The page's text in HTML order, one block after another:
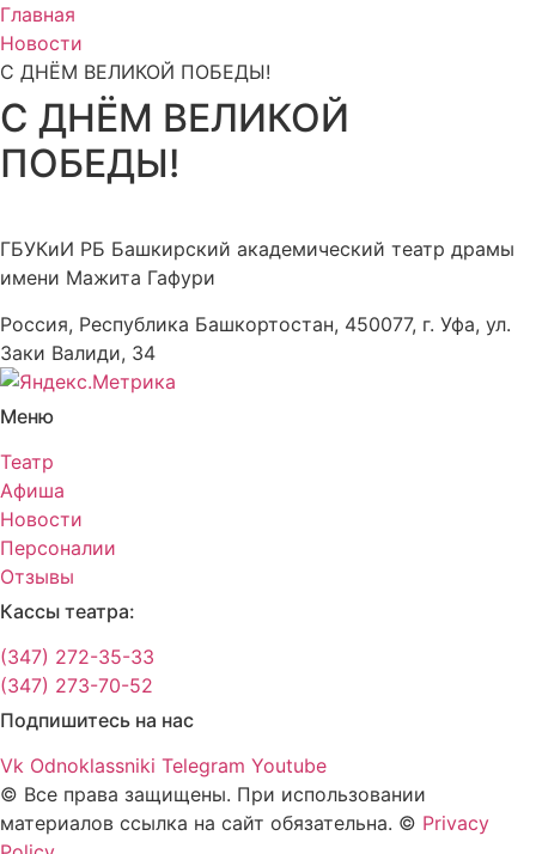
Главная
Новости
С ДНЁМ ВЕЛИКОЙ ПОБЕДЫ!
С ДНЁМ ВЕЛИКОЙ
ПОБЕДЫ!
ГБУКиИ РБ Башкирский академический театр драмы
имени Мажита Гафури
Россия, Республика Башкортостан, 450077, г. Уфа, ул.
Заки Валиди, 34
Меню
Театр
Афиша
Новости
Персоналии
Отзывы
Кассы театра:
(347) 272-35-33
(347) 273-70-52
Подпишитесь на нас
Vk Odnoklassniki Telegram Youtube
© Все права защищены. При использовании
материалов ссылка на сайт обязательна. © Privacy